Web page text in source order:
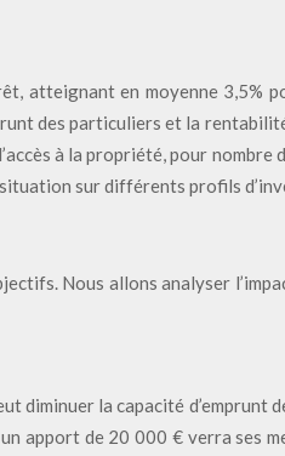
atteignant en moyenne 3,5%
des particuliers et la
à la propriété, pour nombre
sur différents profils
Nous allons analyser
diminuer la capacité
apport de 20 000 € verra ses